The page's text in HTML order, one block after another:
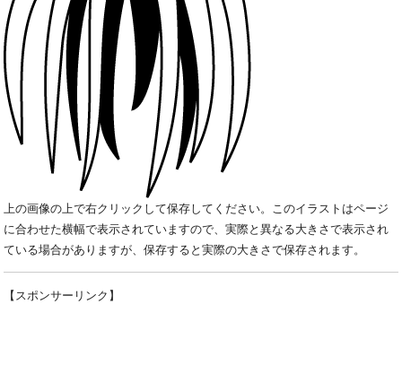
上の画像の上で右クリックして保存してください。このイラストはページ
に合わせた横幅で表示されていますので、実際と異なる大きさで表示され
ている場合がありますが、保存すると実際の大きさで保存されます。
【スポンサーリンク】